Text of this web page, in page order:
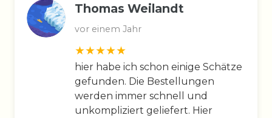
Thomas Weilandt
vor einem Jahr
hier habe ich schon einige Schätze
gefunden. Die Bestellungen
werden immer schnell und
unkompliziert geliefert. Hier